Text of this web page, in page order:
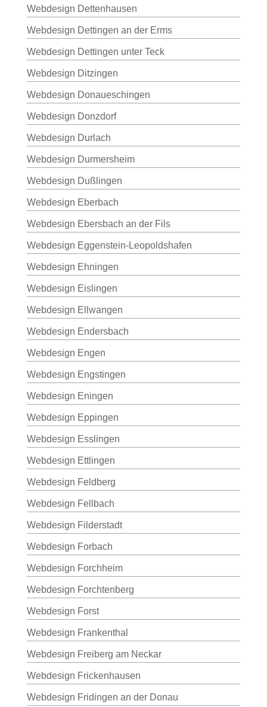
Webdesign Dettenhausen
Webdesign Dettingen an der Erms
Webdesign Dettingen unter Teck
Webdesign Ditzingen
Webdesign Donaueschingen
Webdesign Donzdorf
Webdesign Durlach
Webdesign Durmersheim
Webdesign Dußlingen
Webdesign Eberbach
Webdesign Ebersbach an der Fils
Webdesign Eggenstein-Leopoldshafen
Webdesign Ehningen
Webdesign Eislingen
Webdesign Ellwangen
Webdesign Endersbach
Webdesign Engen
Webdesign Engstingen
Webdesign Eningen
Webdesign Eppingen
Webdesign Esslingen
Webdesign Ettlingen
Webdesign Feldberg
Webdesign Fellbach
Webdesign Filderstadt
Webdesign Forbach
Webdesign Forchheim
Webdesign Forchtenberg
Webdesign Forst
Webdesign Frankenthal
Webdesign Freiberg am Neckar
Webdesign Frickenhausen
Webdesign Fridingen an der Donau